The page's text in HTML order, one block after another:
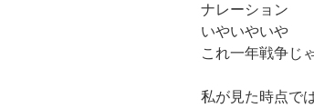
ナレーション
いやいやいや
これ一年戦争じ
私が見た時点で